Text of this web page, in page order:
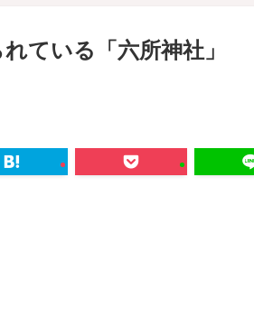
ている「六所神社」